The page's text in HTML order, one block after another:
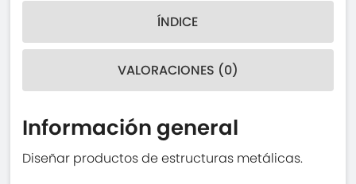
ÍNDICE
VALORACIONES (0)
Información general
Diseñar productos de estructuras metálicas.